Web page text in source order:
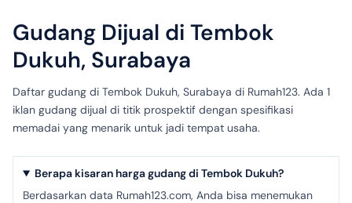
Gudang Dijual di Tembok
Dukuh, Surabaya
Daftar gudang di Tembok Dukuh, Surabaya di Rumah123. Ada 1
iklan gudang dijual di titik prospektif dengan spesifikasi
memadai yang menarik untuk jadi tempat usaha.
Berapa kisaran harga gudang di Tembok Dukuh?
Berdasarkan data Rumah123.com, Anda bisa menemukan